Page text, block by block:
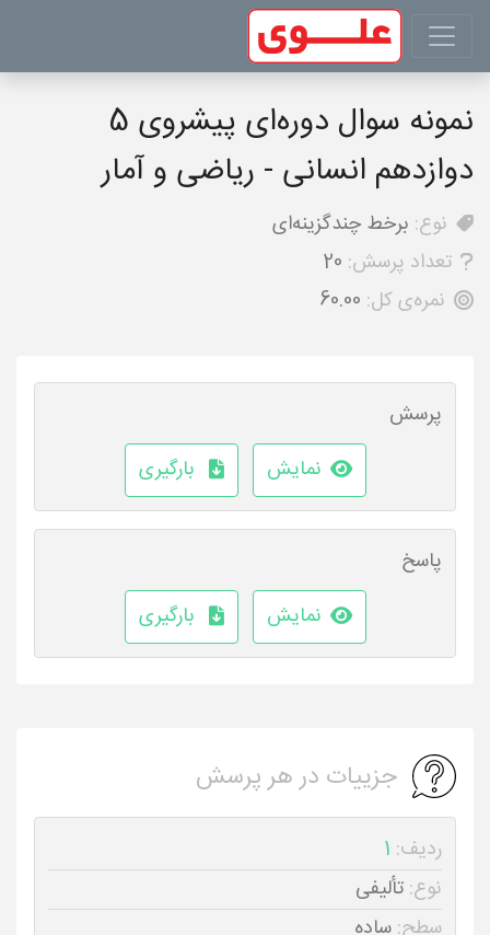
نمونه سوال دوره‌ای پیشروی 5
دوازدهم انسانی - ریاضی و آمار
نوع: برخط چندگزینه‌ای
تعداد پرسش: 20
نمره‌ی کل: 60.00
پرسش
نمایش
بارگیری
پاسخ
نمایش
بارگیری
جزییات در هر پرسش
ردیف: 1
نوع: تألیفی
سطح: ساده